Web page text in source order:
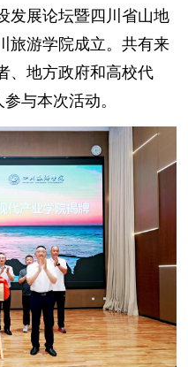
发展论坛暨四川省山地
旅游学院成立。共有来
、地方政府和高校代
与本次活动。